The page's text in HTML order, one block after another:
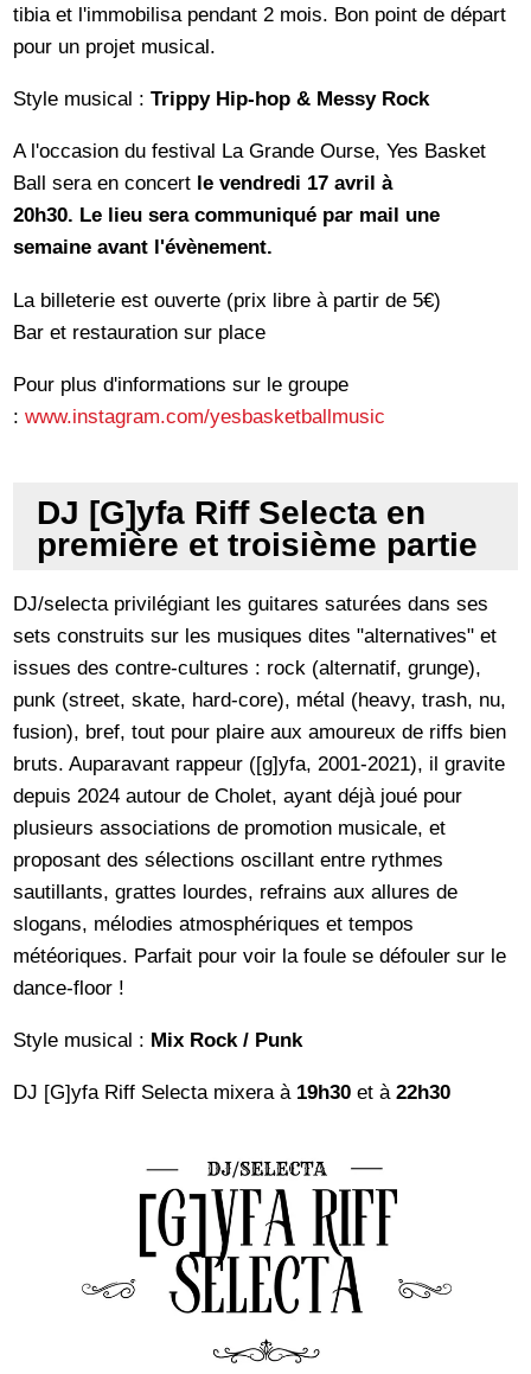
tibia et l'immobilisa pendant 2 mois. Bon point de départ
pour un projet musical.
Style musical :Trippy Hip-hop & Messy Rock
A l'occasion du festival La Grande Ourse, Yes Basket
Ball sera en concert le vendredi 17 avril à
20h30. Le lieu sera communiqué par mail une
semaine avant l'évènement.
La billeterie est ouverte (prix libre à partir de 5€)
Bar et restauration sur place
Pour plus d'informations sur le groupe
:www.instagram.com/yesbasketballmusic
DJ [G]yfa Riff Selecta en
première et troisième partie
DJ/selecta privilégiant les guitares saturées dans ses
sets construits sur les musiques dites "alternatives" et
issues des contre-cultures : rock (alternatif, grunge),
punk (street, skate, hard-core), métal (heavy, trash, nu,
fusion), bref, tout pour plaire aux amoureux de riffs bien
bruts. Auparavant rappeur ([g]yfa, 2001-2021), il gravite
depuis 2024 autour de Cholet, ayant déjà joué pour
plusieurs associations de promotion musicale, et
proposant des sélections oscillant entre rythmes
sautillants, grattes lourdes, refrains aux allures de
slogans, mélodies atmosphériques et tempos
météoriques. Parfait pour voir la foule se défouler sur le
dance-floor !
Style musical : Mix Rock / Punk
DJ [G]yfa Riff Selecta mixera à 19h30et à22h30